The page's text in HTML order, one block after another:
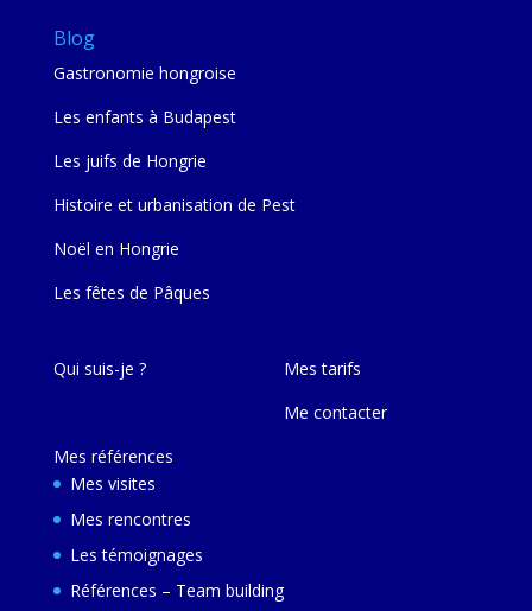
Blog
Gastronomie hongroise
Les enfants à Budapest
Les juifs de Hongrie
Histoire et urbanisation de Pest
Noël en Hongrie
Les fêtes de Pâques
Qui suis-je ?
Mes références
Mes visites
Mes rencontres
Les témoignages
Références – Team building
Mes tarifs
Me contacter